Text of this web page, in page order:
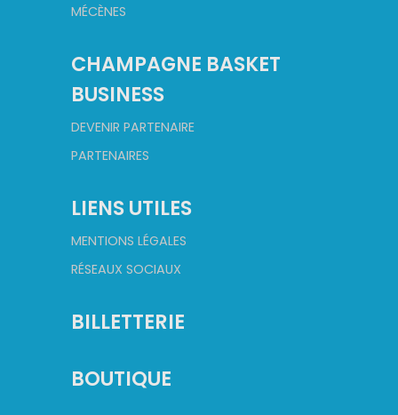
MÉCÈNES
CHAMPAGNE BASKET
BUSINESS
DEVENIR PARTENAIRE
PARTENAIRES
LIENS UTILES
MENTIONS LÉGALES
RÉSEAUX SOCIAUX
BILLETTERIE
BOUTIQUE